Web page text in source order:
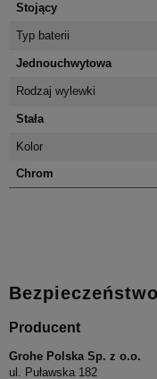
Stojący
Typ baterii
Jednouchwytowa
Rodzaj wylewki
Stała
Kolor
Chrom
Bezpieczeństwo
Producent
Grohe Polska Sp. z o.o.
ul. Puławska 182